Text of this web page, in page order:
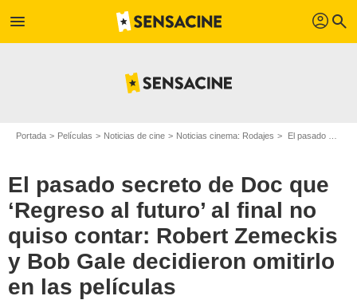
menu profil search
Portada Películas Noticias de cine Noticias cinema: Rodajes El pasado secreto de Doc que ‘Regreso al futuro’ al final no quiso contar: Robert Zemeckis y Bob Gale decidieron omitirlo en las películas
El pasado secreto de Doc que
‘Regreso al futuro’ al final no
quiso contar: Robert Zemeckis
y Bob Gale decidieron omitirlo
en las películas